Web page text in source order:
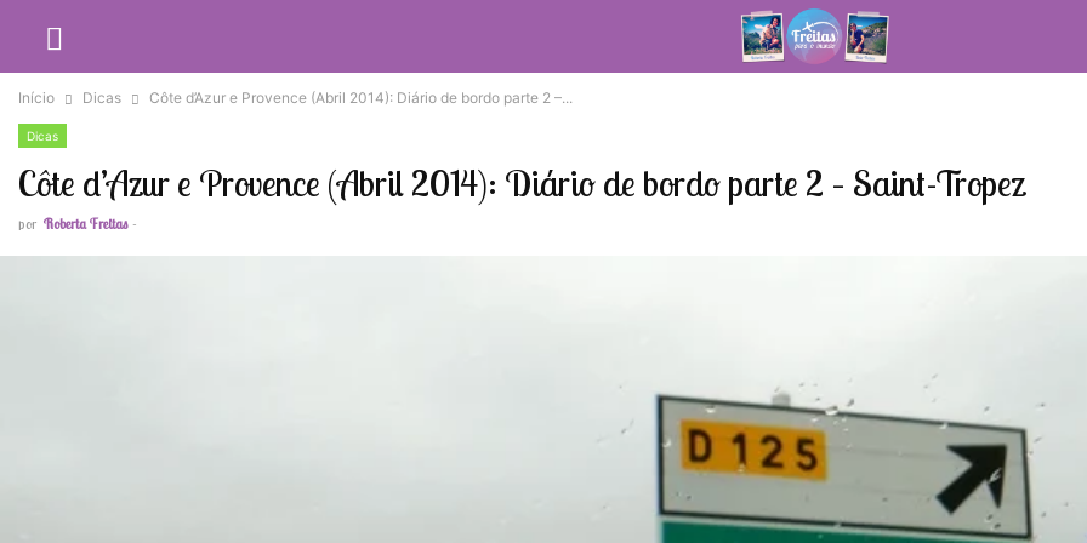
Início Dicas Côte d’Azur e Provence (Abril 2014): Diário de bordo parte 2 –...
Dicas
Côte d’Azur e Provence (Abril 2014): Diário de bordo parte 2 – Saint-Tropez
por Roberta Freitas -